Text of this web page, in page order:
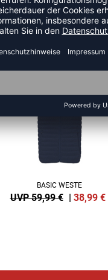
MEHR AUS
BASIC WESTE
UVP 59,99 € | 38,99 €